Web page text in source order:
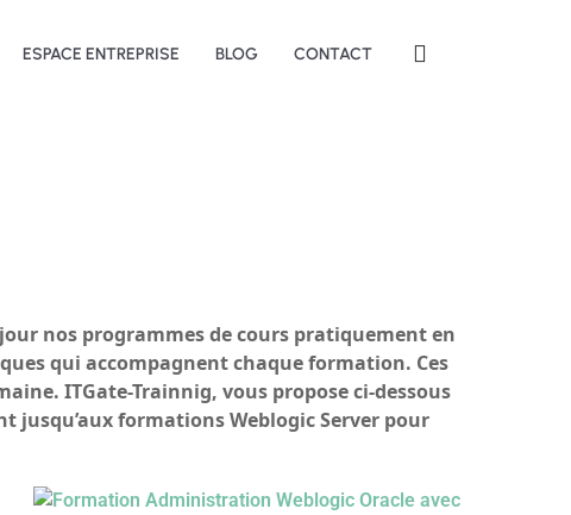
ESPACE ENTREPRISE BLOG CONTACT
nos programmes de cours pratiquement en
qui accompagnent chaque formation. Ces
ITGate-Trainnig, vous propose ci-dessous
jusqu’aux formations Weblogic Server pour